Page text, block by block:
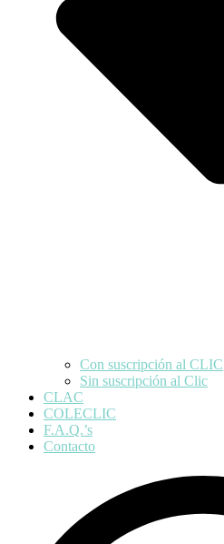
Con suscripción al CLIC
Sin suscripción al Clic
CLAC
COLECLIC
F.A.Q.’s
Contacto